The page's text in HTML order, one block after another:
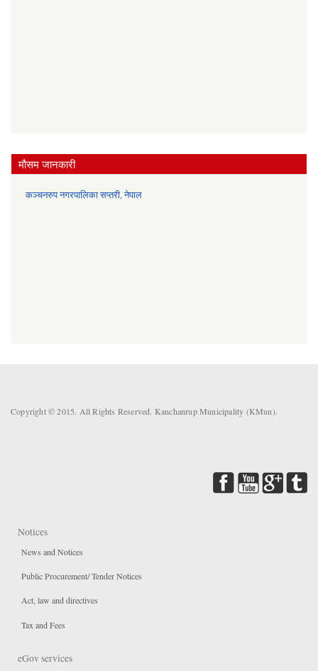
मौसम जानकारी
कञ्चनरुप नगरपालिका सप्तरी, नेपाल
Copyright © 2015. All Rights Reserved. Kanchanrup Municipality (KMun).
Notices
News and Notices
Public Procurement/ Tender Notices
Act, law and directives
Tax and Fees
eGov services